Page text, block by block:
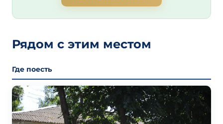
Рядом с этим местом
Где поесть